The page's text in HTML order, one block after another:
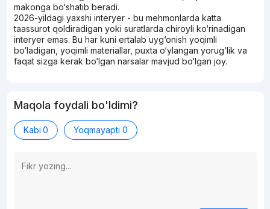
makonga bo‘shatib beradi.
2026-yildagi yaxshi interyer - bu mehmonlarda katta
taassurot qoldiradigan yoki suratlarda chiroyli ko‘rinadigan
interyer emas. Bu har kuni ertalab uyg‘onish yoqimli
bo‘ladigan, yoqimli materiallar, puxta o‘ylangan yorug‘lik va
faqat sizga kerak bo‘lgan narsalar mavjud bo‘lgan joy.
Maqola foydali bo'ldimi?
Kabi 0 Yoqmayapti 0